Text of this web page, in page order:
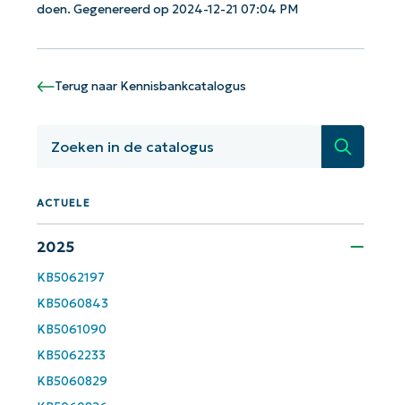
doen. Gegenereerd op 2024-12-21 07:04 PM
Terug naar Kennisbankcatalogus
Zoeken
ACTUELE
2025
KB5062197
KB5060843
KB5061090
KB5062233
KB5060829
First
and
Business
email*
Phone
Land
Company
name*